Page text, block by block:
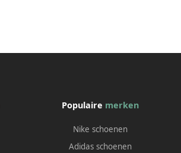
Populaire merken
Nike schoenen
Adidas schoenen